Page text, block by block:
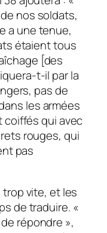
nos soldats,
a une tenue,
étaient tous
[des
t-il par la
pas de
les armées
qui avec
rouges, qui
pas
trop vite, et les
de traduire. «
répondre »,